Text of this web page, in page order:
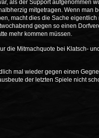
als der Support aufgenommen
mitgetragen. Wenn man
macht dies die Sache
gegen so einen
mehr kommen müssen.
die Mitmachquote bei Klatsch-
mal wieder gegen einen
der letzten Spiele nicht